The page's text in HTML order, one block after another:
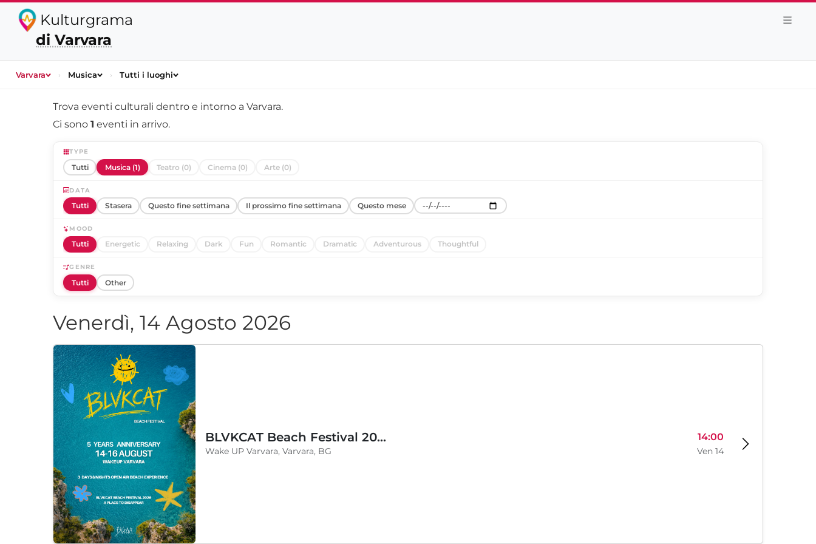
Kulturgrama
di Varvara
Varvara › Musica › Tutti i luoghi
Trova eventi culturali dentro e intorno a Varvara.
Ci sono 1 eventi in arrivo.
TYPE
Tutti Musica (1) Teatro (0) Cinema (0) Arte (0)
DATA
Tutti Stasera Questo fine settimana Il prossimo fine settimana Questo mese
MOOD
Tutti Energetic Relaxing Dark Fun Romantic Dramatic Adventurous Thoughtful
GENRE
Tutti Other
Venerdì, 14 Agosto 2026
BLVKCAT Beach Festival 2026, Wake up Varvara
Wake UP Varvara, Varvara, BG
14:00
Ven 14